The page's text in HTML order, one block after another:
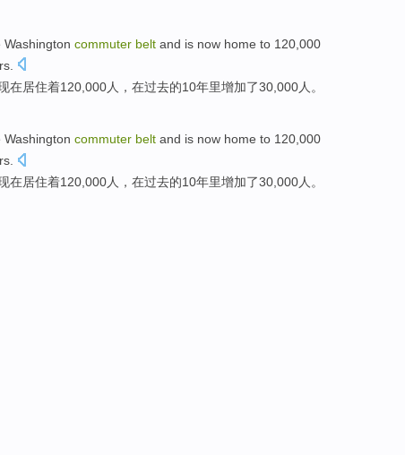
Washington commuter belt and is now home to 120,000
在居住着120,000人 ，在过去的10年里增加了30,000人。
Washington commuter belt and is now home to 120,000
.
在居住着120,000人 ，在过去的10年里增加了30,000人。